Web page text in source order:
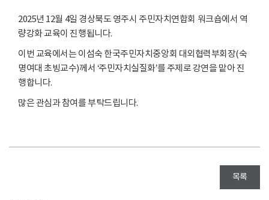
2025년 12월 4일 경상북도 영주시 주민자치연합회 워크숍에서 역
량강화 교육이 진행됩니다.
이번 교육에서는 이섬숙 한국주민자치중앙회 대외협력부회장(숙
명여대 초빙교수)께서 ‘주민자치실질화’를 주제로 강연을 맡아 진
행합니다.
많은 관심과 참여를 부탁드립니다.
목록